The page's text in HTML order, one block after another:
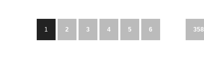
1 2 3 4 5 6 358